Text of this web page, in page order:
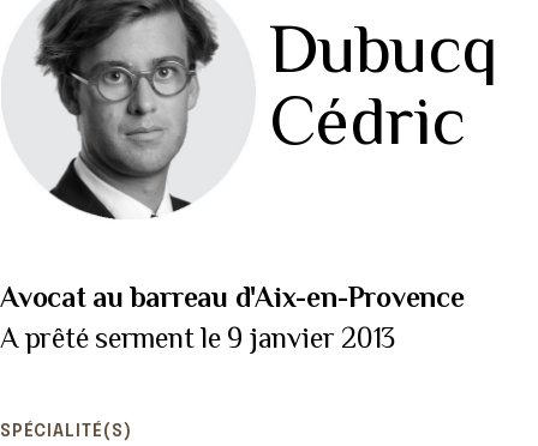
Dubucq
Cédric
Avocat au barreau d'Aix-en-Provence
A prêté serment le 9 janvier 2013
SPÉCIALITÉ(S)